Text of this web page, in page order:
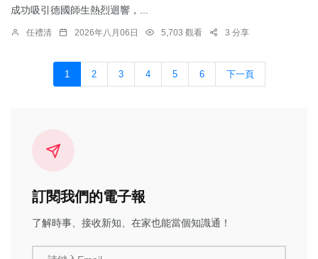
成功吸引德國師生熱烈迴響，...
任禮清 2026年八月06日 5,703 觀看 3 分享
1 2 3 4 5 6 下一頁
訂閱我們的電子報
了解時事、接收新知、在家也能當個知識通！